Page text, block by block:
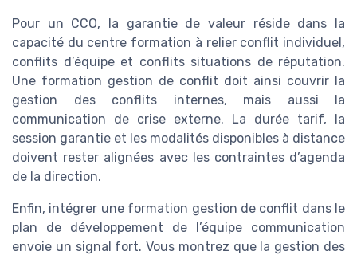
Pour un CCO, la garantie de valeur réside dans la
capacité du centre formation à relier conflit individuel,
conflits d’équipe et conflits situations de réputation.
Une formation gestion de conflit doit ainsi couvrir la
gestion des conflits internes, mais aussi la
communication de crise externe. La durée tarif, la
session garantie et les modalités disponibles à distance
doivent rester alignées avec les contraintes d’agenda
de la direction.
Enfin, intégrer une formation gestion de conflit dans le
plan de développement de l’équipe communication
envoie un signal fort. Vous montrez que la gestion des